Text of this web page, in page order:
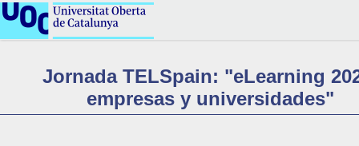
Jornada TELSpain: "eLearning
empresas y universidades"